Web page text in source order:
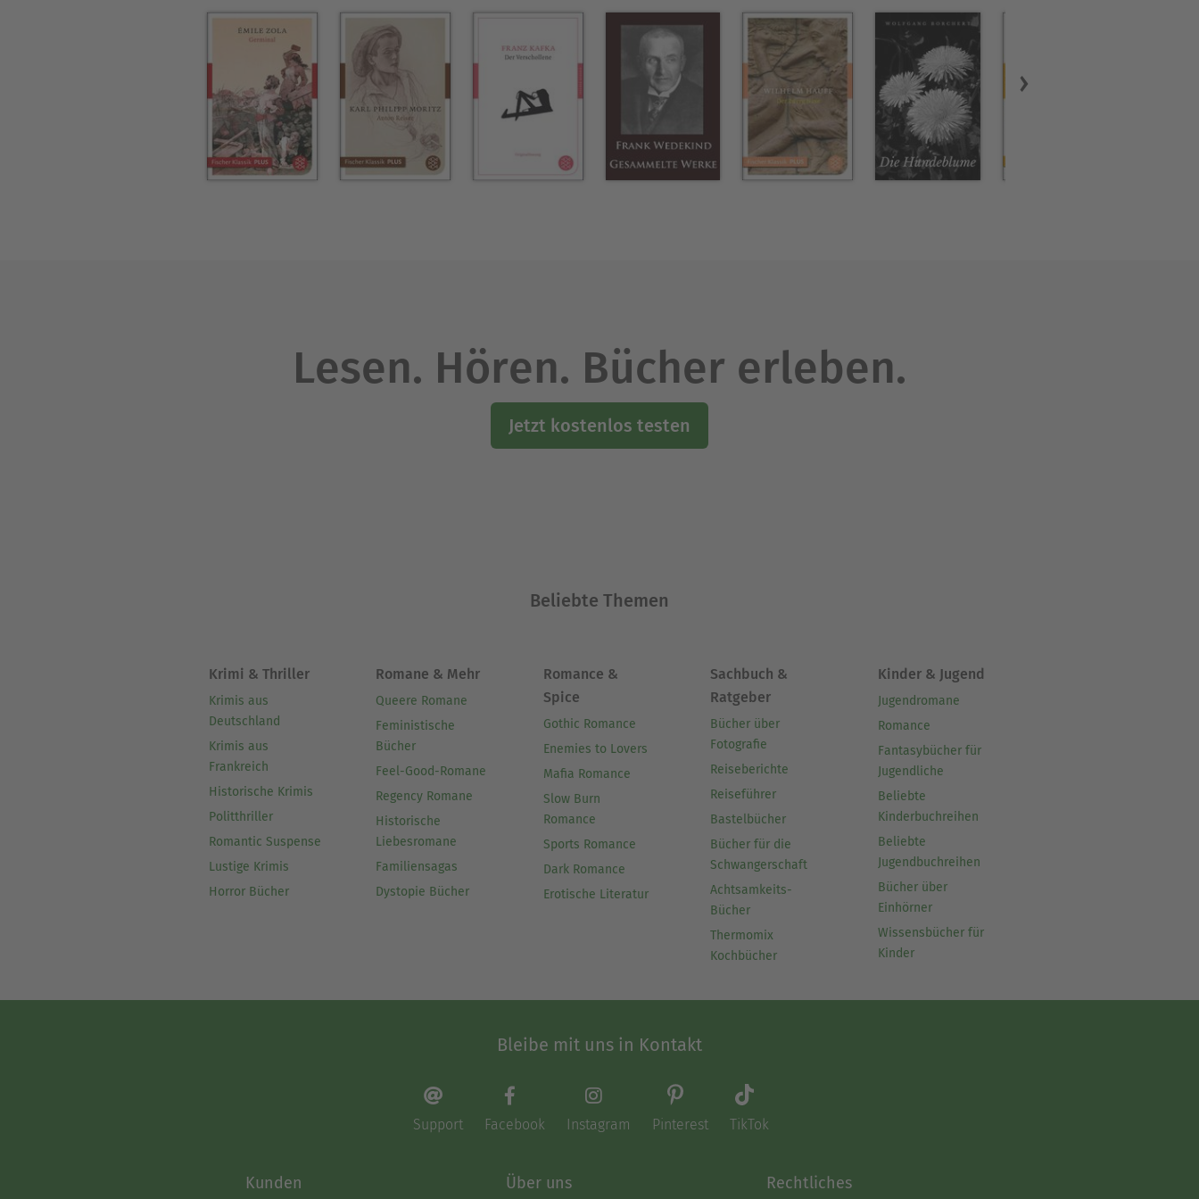
Lesen. Hören. Bücher erleben.
Jetzt kostenlos testen
Beliebte Themen
Krimi & Thriller
Krimis aus
Deutschland
Krimis aus
Frankreich
Historische Krimis
Politthriller
Romantic Suspense
Lustige Krimis
Horror Bücher
Romane & Mehr
Queere Romane
Feministische
Bücher
Feel-Good-Romane
Regency Romane
Historische
Liebesromane
Familiensagas
Dystopie Bücher
Romance &
Spice
Gothic Romance
Enemies to Lovers
Mafia Romance
Slow Burn
Romance
Sports Romance
Dark Romance
Erotische Literatur
Sachbuch &
Ratgeber
Bücher über
Fotografie
Reiseberichte
Reiseführer
Bastelbücher
Bücher für die
Schwangerschaft
Achtsamkeits-
Bücher
Thermomix
Kochbücher
Kinder & Jugend
Jugendromane
Romance
Fantasybücher für
Jugendliche
Beliebte
Kinderbuchreihen
Beliebte
Jugendbuchreihen
Bücher über
Einhörner
Wissensbücher für
Kinder
Bleibe mit uns in Kontakt
Support Facebook Instagram Pinterest TikTok
Kunden Über uns Rechtliches